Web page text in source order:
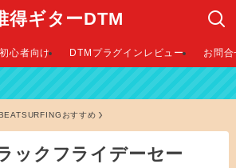
得ギターDTM
心者向け DTMプラグインレビュー お問
おすすめ
ックフライデーセー